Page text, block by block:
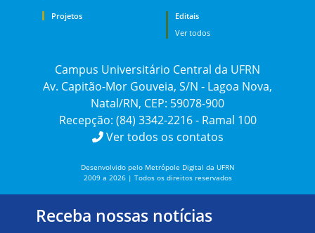
Projetos
Editais
Ver todos
Campus Universitário Central da UFRN
Av. Capitão-Mor Gouveia, S/N - Lagoa Nova,
Natal/RN, CEP: 59078-900
Recepção: (84) 3342-2216 - Ramal 100
Ver todos os contatos
Desenvolvido pelo Metrópole Digital da UFRN
2009 a 2026 | Todos os direitos reservados
Receba nossas notícias